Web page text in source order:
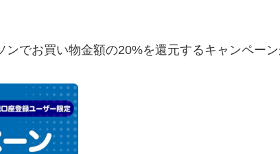
でお買い物金額の20%を還元するキャンペーン